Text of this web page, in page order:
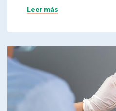
Leer más